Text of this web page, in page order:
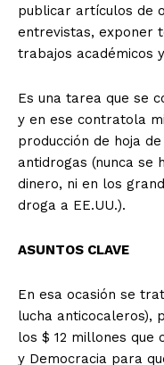
publicar artículos de
entrevistas, exponer
trabajos académicos
Es una tarea que se
y en ese contratola
producción de hoja
antidrogas (nunca se
dinero, ni en los
droga a EE.UU.).
ASUNTOS CLAVE
En esa ocasión se
lucha anticocaleros),
los $ 12 millones
y Democracia para